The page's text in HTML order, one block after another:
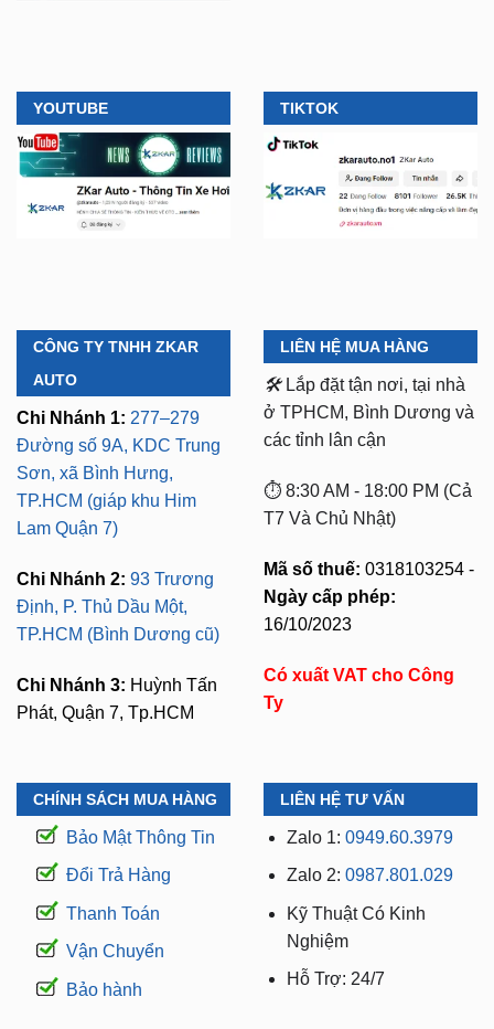
YOUTUBE TIKTOK
CÔNG TY TNHH ZKAR
AUTO
Chi Nhánh 1: 277–279
Đường số 9A, KDC Trung
Sơn, xã Bình Hưng,
TP.HCM (giáp khu Him
Lam Quận 7)
Chi Nhánh 2: 93 Trương
Định, P. Thủ Dầu Một,
TP.HCM (Bình Dương cũ)
Chi Nhánh 3: Huỳnh Tấn
Phát, Quận 7, Tp.HCM
LIÊN HỆ MUA HÀNG
🛠️ Lắp đặt tận nơi, tại nhà
ở TPHCM, Bình Dương và
các tỉnh lân cận
⏱️ 8:30 AM - 18:00 PM (Cả
T7 Và Chủ Nhật)
Mã số thuế: 0318103254 -
Ngày cấp phép:
16/10/2023
Có xuất VAT cho Công
Ty
CHÍNH SÁCH MUA HÀNG
Bảo Mật Thông Tin
Đổi Trả Hàng
Thanh Toán
Vận Chuyển
Bảo hành
LIÊN HỆ TƯ VẤN
Zalo 1: 0949.60.3979
Zalo 2: 0987.801.029
Kỹ Thuật Có Kinh
Nghiệm
Hỗ Trợ: 24/7